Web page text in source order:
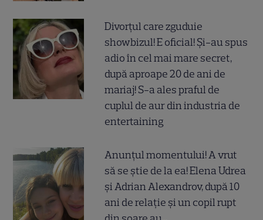
Divorțul care zguduie
showbizul! E oficial! Și-au spus
adio în cel mai mare secret,
după aproape 20 de ani de
mariaj! S-a ales praful de
cuplul de aur din industria de
entertaining
Anunțul momentului! A vrut
să se știe de la ea! Elena Udrea
și Adrian Alexandrov, după 10
ani de relație și un copil rupt